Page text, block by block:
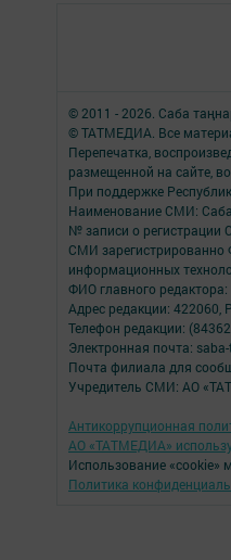
© 2011 - 2026. Саба
© ТАТМЕДИА. Все
Перепечатка,
размещенной на сайте,
При поддержке
Наименование СМИ:
№ записи о
СМИ зарегистрированно
информационных
ФИО главного
Адрес редакции: 422060,
Телефон редакции:
Электронная почта:
Почта филиала для
Учредитель СМИ: АО
Антикоррупционная
АО «ТАТМЕДИА»
Использование «cookie»
Политика